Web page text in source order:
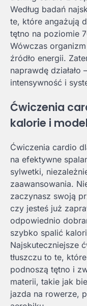
Według badań
te, które angażują
tętno na poziomie
Wówczas
źródło energii.
naprawdę
intensywność i
Ćwiczenia
kalorie i
Ćwiczenia cardio
na efektywne
sylwetki,
zaawansowania.
zaczynasz swoją
czy jesteś już
odpowiednio
szybko spalić
Najskuteczniejsze
tłuszczu to te,
podnoszą tętno i
materii, takie jak
jazda na rowerze,